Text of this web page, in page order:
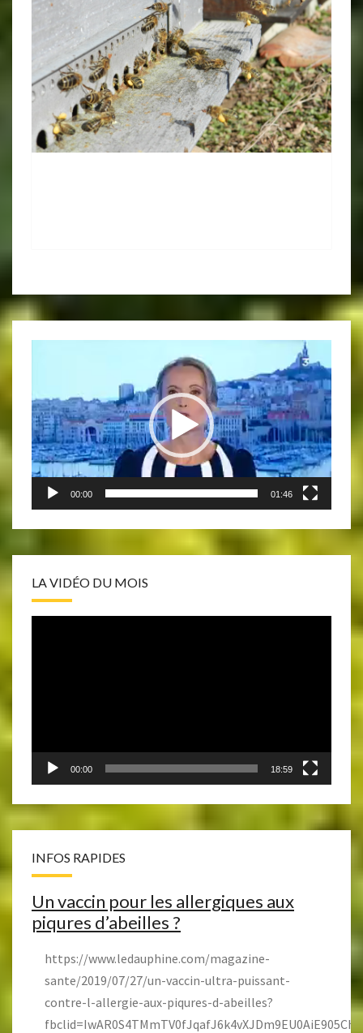
00:00 01:46
LA VIDÉO DU MOIS
00:00 18:59
INFOS RAPIDES
Un vaccin pour les allergiques aux
piqures d’abeilles ?
https://www.ledauphine.com/magazine-
sante/2019/07/27/un-vaccin-ultra-puissant-
contre-l-allergie-aux-piqures-d-abeilles?